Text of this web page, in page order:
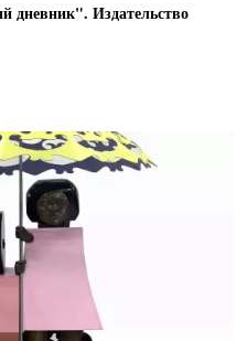
Издательство